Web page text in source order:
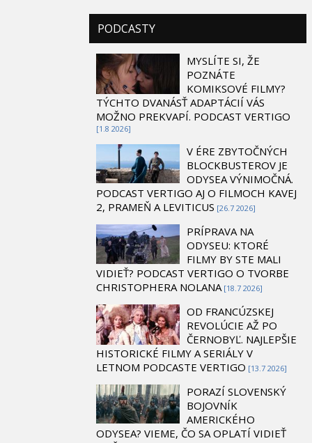
PODCASTY
MYSLÍTE SI, ŽE
POZNÁTE
KOMIKSOVÉ FILMY?
TÝCHTO DVANÁSŤ ADAPTÁCIÍ VÁS
MOŽNO PREKVAPÍ. PODCAST VERTIGO
[1.8 2026]
V ÉRE ZBYTOČNÝCH
BLOCKBUSTEROV JE
ODYSEA VÝNIMOČNÁ.
PODCAST VERTIGO AJ O FILMOCH KAVEJ
2, PRAMEŇ A LEVITICUS [26.7 2026]
PRÍPRAVA NA
ODYSEU: KTORÉ
FILMY BY STE MALI
VIDIEŤ? PODCAST VERTIGO O TVORBE
CHRISTOPHERA NOLANA [18.7 2026]
OD FRANCÚZSKEJ
REVOLÚCIE AŽ PO
ČERNOBYĽ. NAJLEPŠIE
HISTORICKÉ FILMY A SERIÁLY V
LETNOM PODCASTE VERTIGO [13.7 2026]
PORAZÍ SLOVENSKÝ
BOJOVNÍK
AMERICKÉHO
ODYSEA? VIEME, ČO SA OPLATÍ VIDIEŤ